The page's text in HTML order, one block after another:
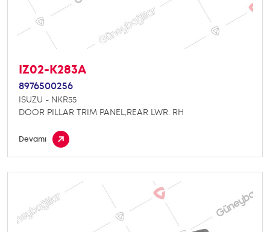
IZ02-K283A
8976500256
ISUZU - NKR55
DOOR PILLAR TRIM PANEL,REAR LWR. RH
Devamı